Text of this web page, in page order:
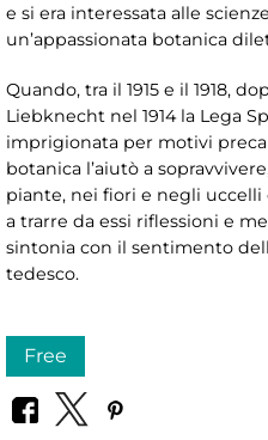
e si era interessata alle
un’appassionata botanica
Quando, tra il 1915 e il 1918,
Liebknecht nel 1914 la Lega
imprigionata per motivi
botanica l’aiutò a
piante, nei fiori e negli uccelli
a trarre da essi riflessioni e
sintonia con il sentimento
tedesco.
Free